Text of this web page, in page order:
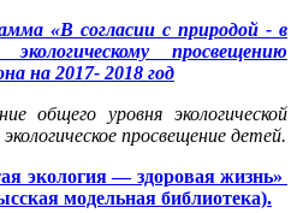
«В согласии с природой - в
просвещению
на 2017- 2018 год
общего уровня экологической
просвещение детей.
экология — здоровая жизнь»
модельная библиотека).